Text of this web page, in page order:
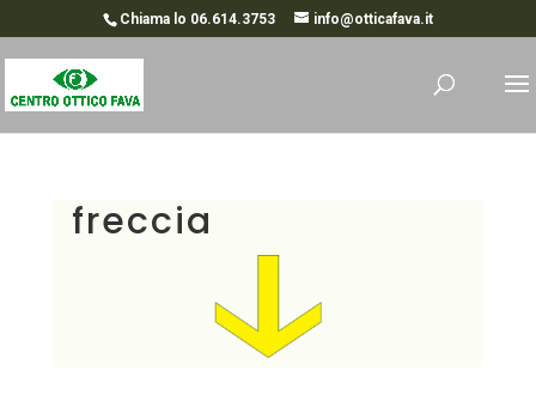
Chiama lo 06.614.3753 info@otticafava.it
freccia